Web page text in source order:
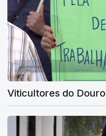
Viticultores do